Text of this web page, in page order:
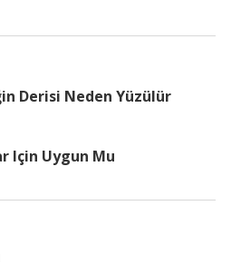
Derisi Neden Yüzülür
Için Uygun Mu